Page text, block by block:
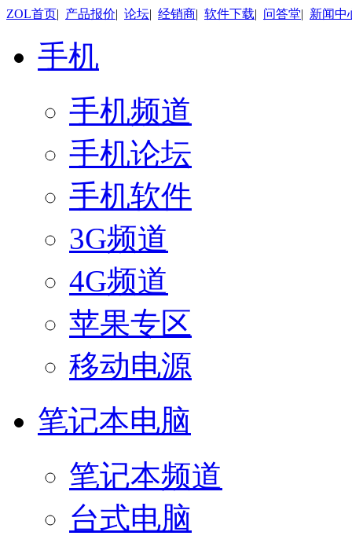
ZOL首页| 产品报价| 论坛| 经销商| 软件下载| 问答堂| 新闻中
手机
手机频道
手机论坛
手机软件
3G频道
4G频道
苹果专区
移动电源
笔记本电脑
笔记本频道
台式电脑